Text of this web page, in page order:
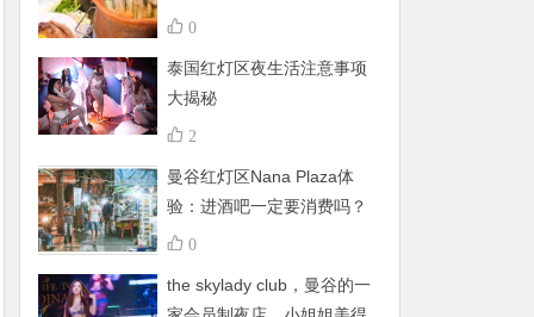
0
泰国红灯区夜生活注意事项
大揭秘
2
曼谷红灯区Nana Plaza体
验：进酒吧一定要消费吗？
有什么禁忌呢？
0
the skylady club，曼谷的一